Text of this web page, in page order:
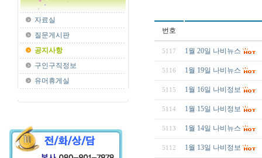
자료실
질문게시판
공지사항
구인구직정보
유머휴게실
번호
5117 1월 20일 나비뉴스
5116 1월 19일 나비뉴스
5115 1월 16일 나비정보
5114 1월 15일 나비정보
5113 1월 14일 나비뉴스
5112 1월 13일 나비정보